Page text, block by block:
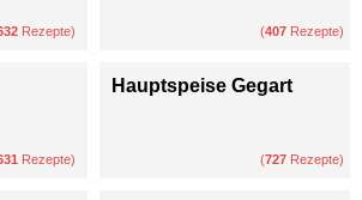
Rezepte) (407 Rezepte)
Rezepte)
Hauptspeise Gegart
(727 Rezepte)